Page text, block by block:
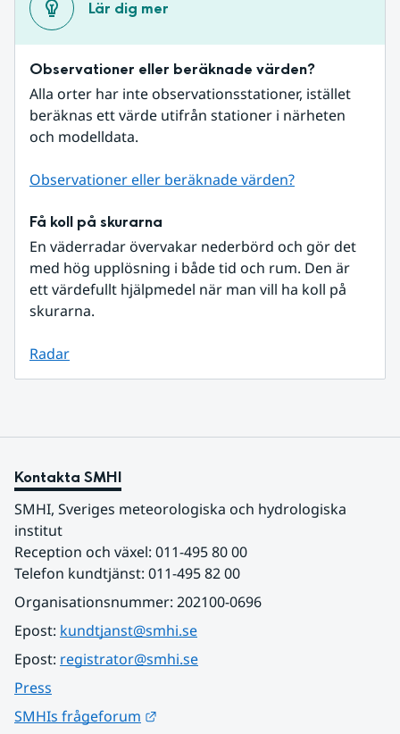
Lär dig mer
Observationer eller beräknade värden?
Alla orter har inte observationsstationer, istället
beräknas ett värde utifrån stationer i närheten
och modelldata.
Observationer eller beräknade värden?
Få koll på skurarna
En väderradar övervakar nederbörd och gör det
med hög upplösning i både tid och rum. Den är
ett värdefullt hjälpmedel när man vill ha koll på
skurarna.
Radar
Kontakta SMHI
SMHI, Sveriges meteorologiska och hydrologiska
institut
Reception och växel: 011-495 80 00
Telefon kundtjänst: 011-495 82 00
Organisationsnummer: 202100-0696
Epost: kundtjanst@smhi.se
Epost: registrator@smhi.se
Press
SMHIs frågeforum